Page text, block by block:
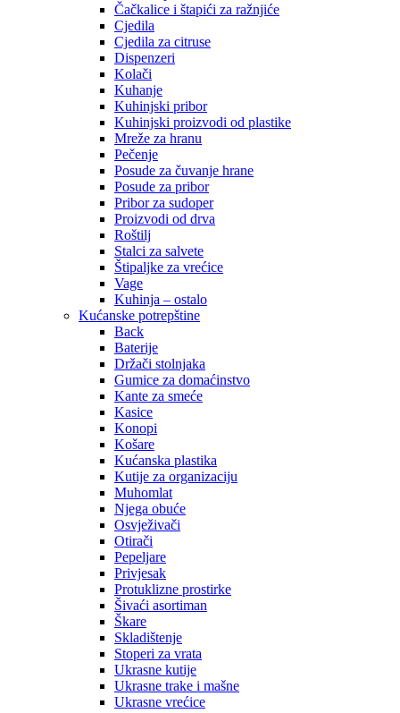
Čačkalice i štapići za ražnjiće
Cjedila
Cjedila za citruse
Dispenzeri
Kolači
Kuhanje
Kuhinjski pribor
Kuhinjski proizvodi od plastike
Mreže za hranu
Pečenje
Posude za čuvanje hrane
Posude za pribor
Pribor za sudoper
Proizvodi od drva
Roštilj
Stalci za salvete
Štipaljke za vrećice
Vage
Kuhinja – ostalo
Kućanske potrepštine
Back
Baterije
Držači stolnjaka
Gumice za domaćinstvo
Kante za smeće
Kasice
Konopi
Košare
Kućanska plastika
Kutije za organizaciju
Muhomlat
Njega obuće
Osvježivači
Otirači
Pepeljare
Privjesak
Protuklizne prostirke
Šivaći asortiman
Škare
Skladištenje
Stoperi za vrata
Ukrasne kutije
Ukrasne trake i mašne
Ukrasne vrećice